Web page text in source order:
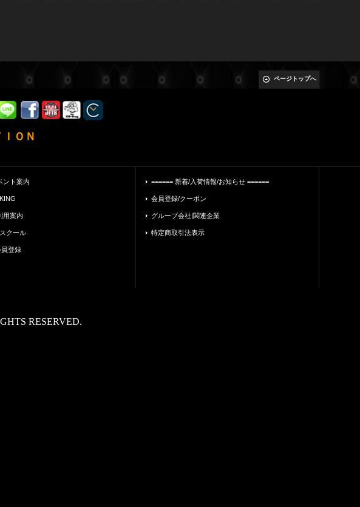
ページトップへ
ＯＮ
ント案内
用案内
クール
員登録
====== 新着/入荷情報/お知らせ ======
会員登録/クーポン
グループ会社|関連企業
特定商取引法表示
RESERVED.